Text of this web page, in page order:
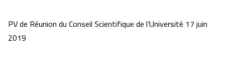
PV de Réunion du Conseil Scientifique de l’Université 17 juin
2019